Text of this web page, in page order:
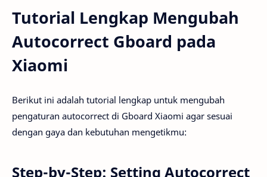
Tutorial Lengkap Mengubah
Autocorrect Gboard pada
Xiaomi
Berikut ini adalah tutorial lengkap untuk mengubah
pengaturan autocorrect di Gboard Xiaomi agar sesuai
dengan gaya dan kebutuhan mengetikmu:
Step-by-Step: Setting Autocorrect